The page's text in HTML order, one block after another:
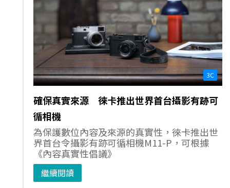
3C
確保真實來源 徠卡推出世界首台攝影有跡可
循相機
為保護數位內容及來源的真實性，徠卡推出世
界首台令攝影有跡可循相機M11-P，可根據
《內容真實性倡議》
繼續閱讀